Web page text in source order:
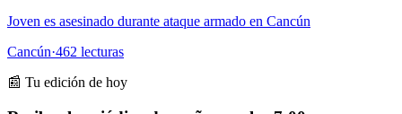
Joven es asesinado durante ataque armado en Cancún
Cancún·462 lecturas
📰 Tu edición de hoy